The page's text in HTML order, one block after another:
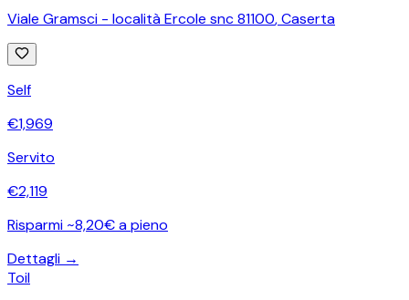
Viale Gramsci - località Ercole snc 81100,Caserta
Self
€1,969
Servito
€2,119
Risparmi ~8,20€ a pieno
Dettagli →
Toil